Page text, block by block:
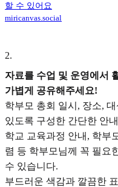
할 수 있어요
miricanvas.social
2.
자료를 수업 및 운영에서
가볍게 공유해주세요!
학부모 총회 일시, 장소,
있도록 구성한 간단한 안
학교 교육과정 안내, 학부
렴 등 학부모님께 꼭 필요
수 있습니다.
부드러운 색감과 깔끔한